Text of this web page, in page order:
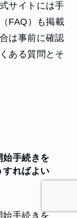
サイトには手
FAQ）も掲載
は事前に確認
ある質問とそ
始手続きを
すればよい
始手続きを